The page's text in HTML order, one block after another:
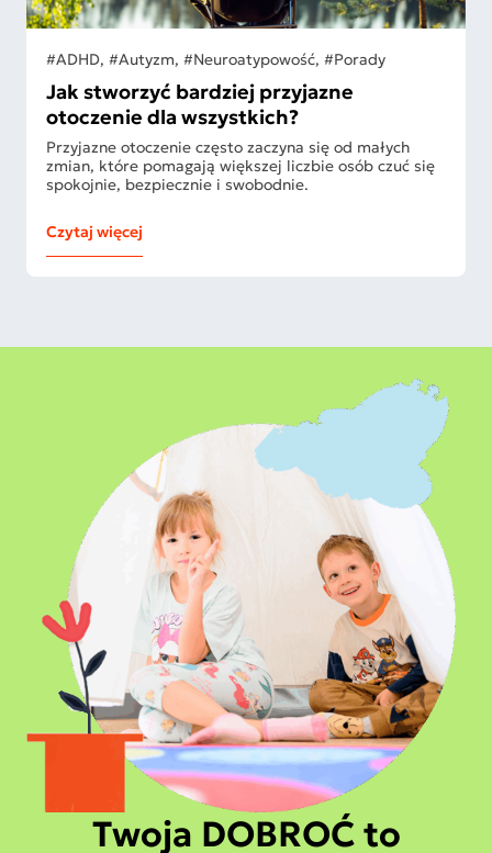
#ADHD, #Autyzm, #Neuroatypowość, #Porady
Jak stworzyć bardziej przyjazne
otoczenie dla wszystkich?
Przyjazne otoczenie często zaczyna się od małych
zmian, które pomagają większej liczbie osób czuć się
spokojnie, bezpiecznie i swobodnie.
Czytaj więcej
Twoja DOBROĆ to